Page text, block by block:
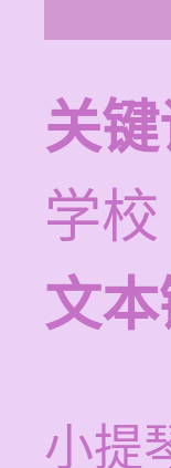
关键
学校
文本
小提